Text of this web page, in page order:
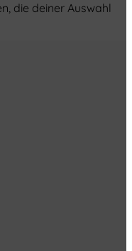
die deiner Auswahl